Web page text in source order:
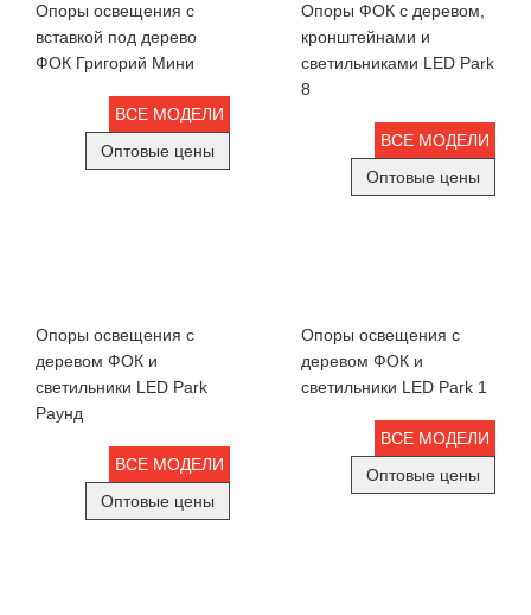
Опоры освещения с
вставкой под дерево
ФОК Григорий Мини
ВСЕ МОДЕЛИ
Оптовые цены
Опоры ФОК с деревом,
кронштейнами и
светильниками LED Park
8
ВСЕ МОДЕЛИ
Оптовые цены
Опоры освещения с
деревом ФОК и
светильники LED Park
Раунд
ВСЕ МОДЕЛИ
Оптовые цены
Опоры освещения с
деревом ФОК и
светильники LED Park 1
ВСЕ МОДЕЛИ
Оптовые цены